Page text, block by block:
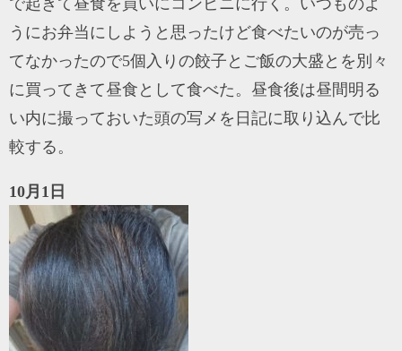
うにお弁当にしようと思ったけど食べたいのが売っ
てなかったので5個入りの餃子とご飯の大盛とを別々
に買ってきて昼食として食べた。昼食後は昼間明る
い内に撮っておいた頭の写メを日記に取り込んで比
較する。
10月1日